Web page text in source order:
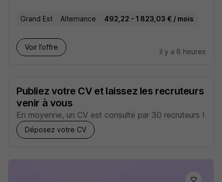
Grand Est Alternance 492,22 - 1 823,03 € / mois
Voir l’offre
il y a 8 heures
Publiez votre CV et laissez les recruteurs
venir à vous
En moyenne, un CV est consulté par 30 recruteurs !
Déposez votre CV